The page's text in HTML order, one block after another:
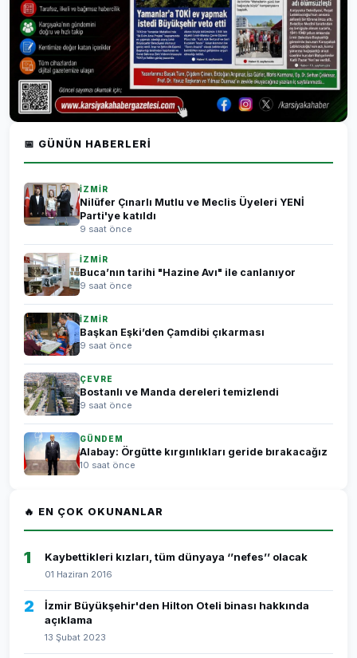
📅 GÜNÜN HABERLERI
İZMİR
Nilüfer Çınarlı Mutlu ve Meclis Üyeleri YENİ
Parti'ye katıldı
9 saat önce
İZMİR
Buca’nın tarihi "Hazine Avı" ile canlanıyor
9 saat önce
İZMİR
Başkan Eşki’den Çamdibi çıkarması
9 saat önce
ÇEVRE
Bostanlı ve Manda dereleri temizlendi
9 saat önce
GÜNDEM
Alabay: Örgütte kırgınlıkları geride bırakacağız
10 saat önce
🔥 EN ÇOK OKUNANLAR
1 Kaybettikleri kızları, tüm dünyaya ‘’nefes’’ olacak
01 Haziran 2016
2
İzmir Büyükşehir'den Hilton Oteli binası hakkında
açıklama
13 Şubat 2023